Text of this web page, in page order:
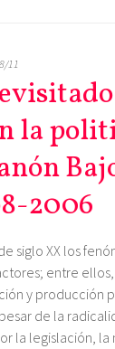
11
la
2006
siglo XX los
entre
y producción
de la
la legislación,